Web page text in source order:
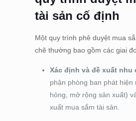
tài sản cố định
Một quy trình phê duyệt mua
chẽ thường bao gồm các giai
Xác định và đề xuất nhu
phận phòng ban phát hiện
hỏng, mở rộng sản xuất)
xuất mua sắm tài sản.